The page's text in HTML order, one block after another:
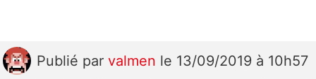
Publié par valmen le 13/09/2019 à 10h57